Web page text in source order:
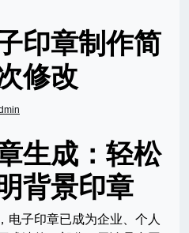
印章制作简
修改
生成：轻松
背景印章
电子印章已成为企业、个人